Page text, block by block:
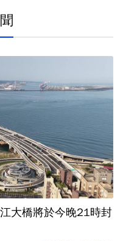
大橋將於今晚21時封